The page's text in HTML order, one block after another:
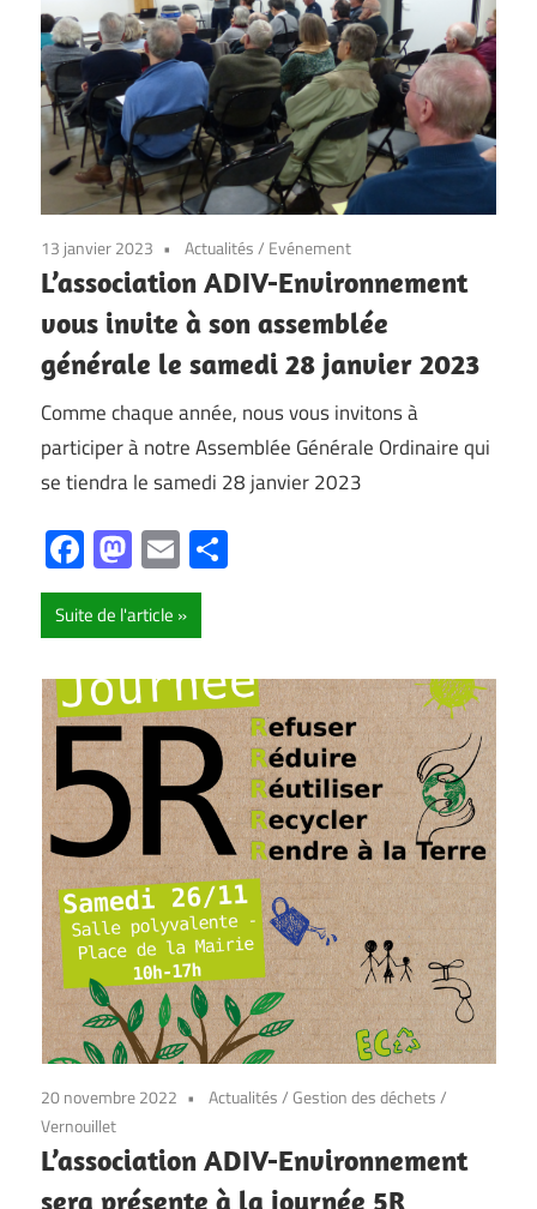
13 janvier 2023 Actualités/ Evénement
L’association ADIV-Environnement
vous invite à son assemblée
générale le samedi 28 janvier 2023
Comme chaque année, nous vous invitons à
participer à notre Assemblée Générale Ordinaire qui
se tiendra le samedi 28 janvier 2023
Facebook
Mastodon
Email
Suite de l'article
20 novembre 2022 Actualités/Gestion des déchets/
Vernouillet
L’association ADIV-Environnement
sera présente à la journée 5R